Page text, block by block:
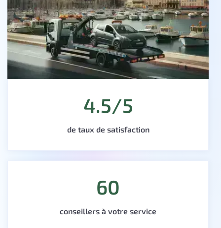
4.5/5
de taux de satisfaction
60
conseillers à votre service